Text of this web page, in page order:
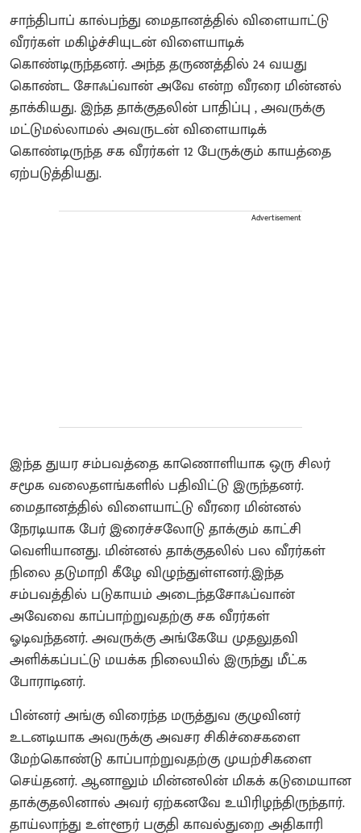
சாந்திபாப் கால்பந்து மைதானத்தில் விளையாட்டு
வீரர்கள் மகிழ்ச்சியுடன் விளையாடிக்
கொண்டிருந்தனர். அந்த தருணத்தில் 24 வயது
கொண்ட சோஃப்வான் அவே என்ற வீரரை மின்னல்
தாக்கியது. இந்த தாக்குதலின் பாதிப்பு , அவருக்கு
மட்டுமல்லாமல் அவருடன் விளையாடிக்
கொண்டிருந்த சக வீரர்கள் 12 பேருக்கும் காயத்தை
ஏற்படுத்தியது.
Advertisement
இந்த துயர சம்பவத்தை காணொளியாக ஒரு சிலர்
சமூக வலைதளங்களில் பதிவிட்டு இருந்தனர்.
மைதானத்தில் விளையாட்டு வீரரை மின்னல்
நேரடியாக பேர் இரைச்சலோடு தாக்கும் காட்சி
வெளியானது. மின்னல் தாக்குதலில் பல வீரர்கள்
நிலை தடுமாறி கீழே விழுந்துள்ளனர்.இந்த
சம்பவத்தில் படுகாயம் அடைந்தசோஃப்வான்
அவேவை காப்பாற்றுவதற்கு சக வீரர்கள்
ஓடிவந்தனர். அவருக்கு அங்கேயே முதலுதவி
அளிக்கப்பட்டு மயக்க நிலையில் இருந்து மீட்க
போராடினர்.
பின்னர் அங்கு விரைந்த மருத்துவ குழுவினர்
உடனடியாக அவருக்கு அவசர சிகிச்சைகளை
மேற்கொண்டு காப்பாற்றுவதற்கு முயற்சிகளை
செய்தனர். ஆனாலும் மின்னலின் மிகக் கடுமையான
தாக்குதலினால் அவர் ஏற்கனவே உயிரிழந்திருந்தார்.
தாய்லாந்து உள்ளூர் பகுதி காவல்துறை அதிகாரி